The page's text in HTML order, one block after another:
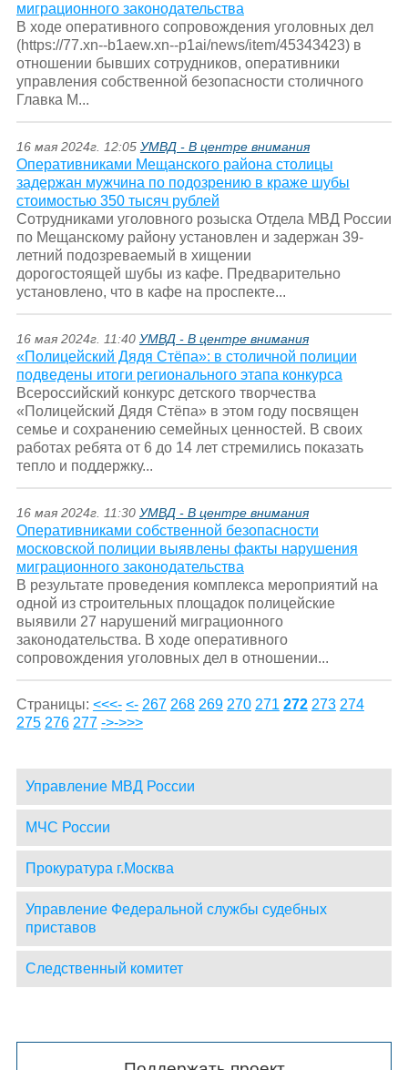
миграционного законодательства
В ходе оперативного сопровождения уголовных дел
(https://77.xn--b1aew.xn--p1ai/news/item/45343423) в
отношении бывших сотрудников, оперативники
управления собственной безопасности столичного
Главка М...
16 мая 2024г. 12:05 УМВД - В центре внимания
Оперативниками Мещанского района столицы
задержан мужчина по подозрению в краже шубы
стоимостью 350 тысяч рублей
Сотрудниками уголовного розыска Отдела МВД России
по Мещанскому району установлен и задержан 39-
летний подозреваемый в хищении
дорогостоящей шубы из кафе. Предварительно
установлено, что в кафе на проспекте...
16 мая 2024г. 11:40 УМВД - В центре внимания
«Полицейский Дядя Стёпа»: в столичной полиции
подведены итоги регионального этапа конкурса
Всероссийский конкурс детского творчества
«Полицейский Дядя Стёпа» в этом году посвящен
семье и сохранению семейных ценностей. В своих
работах ребята от 6 до 14 лет стремились показать
тепло и поддержку...
16 мая 2024г. 11:30 УМВД - В центре внимания
Оперативниками собственной безопасности
московской полиции выявлены факты нарушения
миграционного законодательства
В результате проведения комплекса мероприятий на
одной из строительных площадок полицейские
выявили 27 нарушений миграционного
законодательства. В ходе оперативного
сопровождения уголовных дел в отношении...
Страницы: <<<- <- 267 268 269 270 271 272 273 274
275 276 277 ->->>>
Управление МВД России
МЧС России
Прокуратура г.Москва
Управление Федеральной службы судебных
приставов
Следственный комитет